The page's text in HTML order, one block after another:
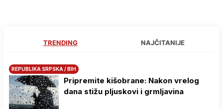
TRENDING NAJČITANIJE
REPUBLIKA SRPSKA / BIH
Pripremite kišobrane: Nakon vrelog
dana stižu pljuskovi i grmljavina